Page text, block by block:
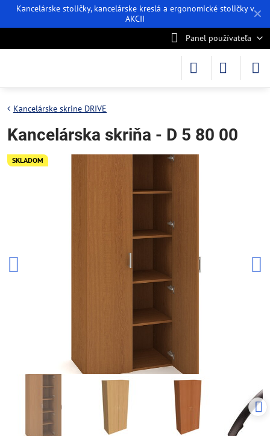
✕
Kancelárske stoličky, kancelárske kreslá a ergonomické stoličky v
AKCII
Panel používateľa
SKLADOM
Kancelárske skrine DRIVE
Kancelárska skriňa - D 5 80 00